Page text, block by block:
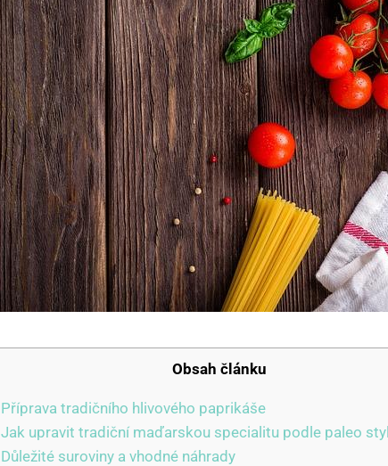
Obsah článku
Příprava tradičního hlivového paprikáše
Jak upravit tradiční maďarskou specialitu podle paleo
Důležité suroviny a vhodné náhrady